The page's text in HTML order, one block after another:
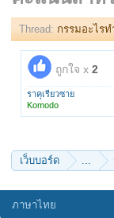
Thread: กรรมอะไร
ถูกใจ x 2
ราคุเรียวซาย
Komodo
เว็บบอร์ด ...
ภาษาไทย